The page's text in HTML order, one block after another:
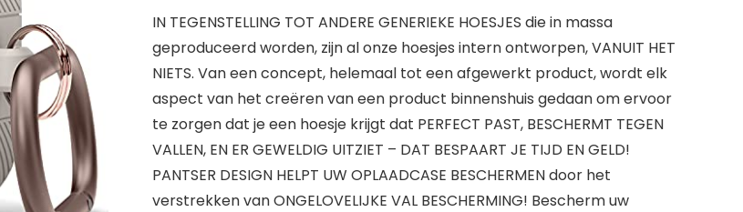
IN TEGENSTELLING TOT ANDERE GENERIEKE HOESJES die in massa
geproduceerd worden, zijn al onze hoesjes intern ontworpen, VANUIT HET
NIETS. Van een concept, helemaal tot een afgewerkt product, wordt elk
aspect van het creëren van een product binnenshuis gedaan om ervoor
te zorgen dat je een hoesje krijgt dat PERFECT PAST, BESCHERMT TEGEN
VALLEN, EN ER GEWELDIG UITZIET – DAT BESPAART JE TIJD EN GELD!
PANTSER DESIGN HELPT UW OPLAADCASE BESCHERMEN door het
verstrekken van ONGELOVELIJKE VAL BESCHERMING! Bescherm uw